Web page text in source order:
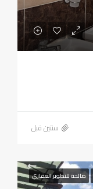
‏سنتين قبل
صالحة للتطوير العقاري